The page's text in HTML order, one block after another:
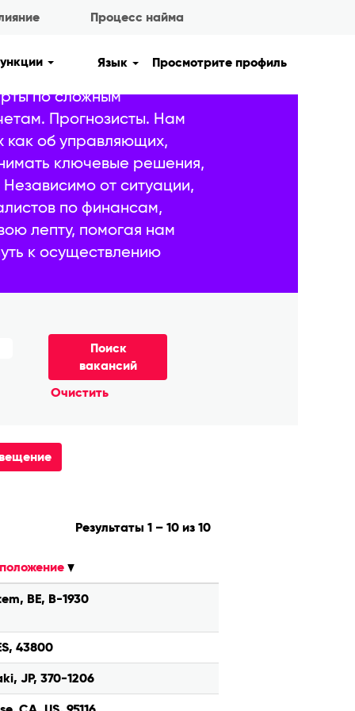
Процесс найма
Язык Просмотрите профиль
по сложным
Прогнозисты. Нам
как об управляющих,
ключевые решения,
от ситуации,
по финансам,
лепту, помогая нам
к осуществлению
Очистить
Результаты 1 – 10 из 10
BE, B-1930
43800
JP, 370-1206